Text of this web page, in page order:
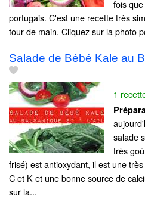
fois
portugais. C'est une recette très
tour de main. Cliquez sur la photo
Salade de Bébé Kale au
1
salade
très
frisé) est antioxydant, il est une
C et K et une bonne source de
sur la...